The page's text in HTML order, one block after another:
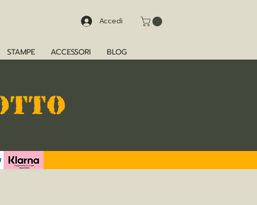
Accedi
STAMPE ACCESSORI BLOG